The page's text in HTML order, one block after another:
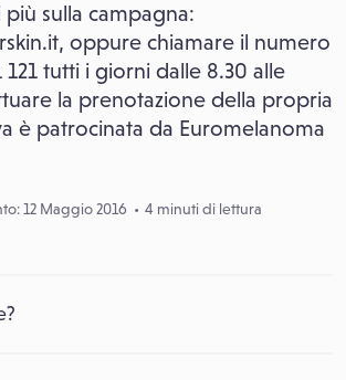
sulla campagna:
oppure chiamare il numero
tutti i giorni dalle 8.30 alle
la prenotazione della propria
è patrocinata da Euromelanoma
12 Maggio 2016 4 minuti di lettura